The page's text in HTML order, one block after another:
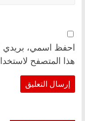
احفظ اسمي، بريدي
هذا المتصفح